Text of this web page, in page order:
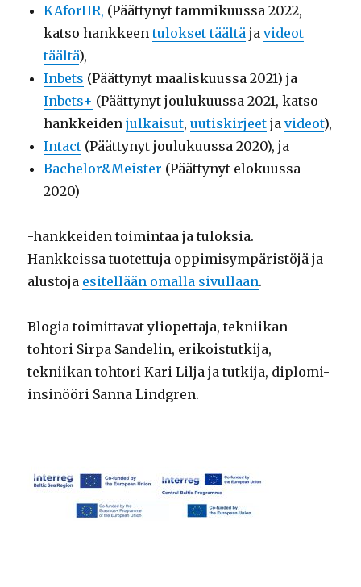
KAforHR, (Päättynyt tammikuussa 2022,
katso hankkeentulokset täältä javideot
täältä),
Inbets (Päättynyt maaliskuussa 2021) ja
Inbets+ (Päättynyt joulukuussa 2021, katso
hankkeidenjulkaisut,uutiskirjeet javideot),
Intact (Päättynyt joulukuussa 2020), ja
Bachelor&Meister (Päättynyt elokuussa
2020)
-hankkeiden toimintaa ja tuloksia.
Hankkeissa tuotettuja oppimisympäristöjä ja
alustoja esitellään omalla sivullaan.
Blogia toimittavat yliopettaja, tekniikan
tohtori Sirpa Sandelin, erikoistutkija,
tekniikan tohtori Kari Lilja ja tutkija, diplomi-
insinööri Sanna Lindgren.